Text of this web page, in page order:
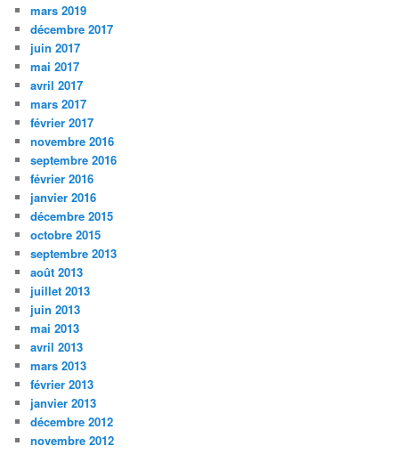
mars 2019
décembre 2017
juin 2017
mai 2017
avril 2017
mars 2017
février 2017
novembre 2016
septembre 2016
février 2016
janvier 2016
décembre 2015
octobre 2015
septembre 2013
août 2013
juillet 2013
juin 2013
mai 2013
avril 2013
mars 2013
février 2013
janvier 2013
décembre 2012
novembre 2012